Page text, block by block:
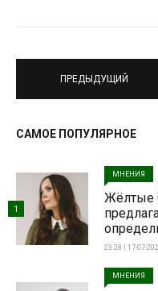
ПРЕДЫДУЩИЙ
САМОЕ ПОПУЛЯРНОЕ
МНЕНИЯ
Жёлтые
23:28 | 17-07-
1
МНЕНИЯ